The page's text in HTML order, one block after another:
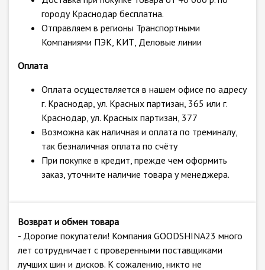
городу Краснодар бесплатна.
Отправляем в регионы Транспортными
Компаниями ПЭК, КИТ, Деловые линии
Оплата
Оплата осуществляется в нашем офисе по адресу
г. Краснодар, ул. Красных партизан, 365 или г.
Краснодар, ул. Красных партизан, 377
Возможна как наличная и оплата по треминалу,
так безналичная оплата по счёту
При покупке в кредит, прежде чем оформить
заказ, уточните наличие товара у менеджера.
Возврат и обмен товара
- Дорогие покупатели! Компания GOODSHINA23 много
лет сотрудничает с проверенными поставщиками
лучших шин и дисков. К сожалению, никто не